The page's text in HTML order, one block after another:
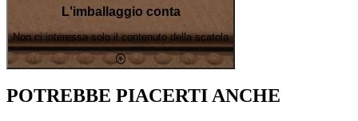
L'imballaggio conta
Non ci interessa solo il contenuto della scatola
POTREBBE PIACERTI ANCHE